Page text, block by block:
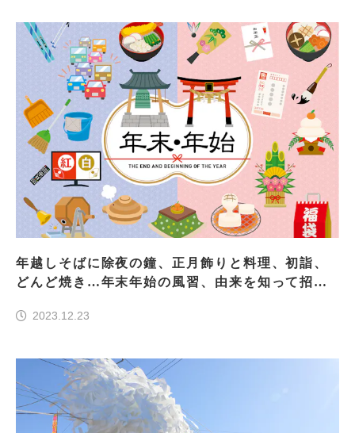
年越しそばに除夜の鐘、正月飾りと料理、初詣、
どんど焼き…年末年始の風習、由来を知って招福
2023.12.23